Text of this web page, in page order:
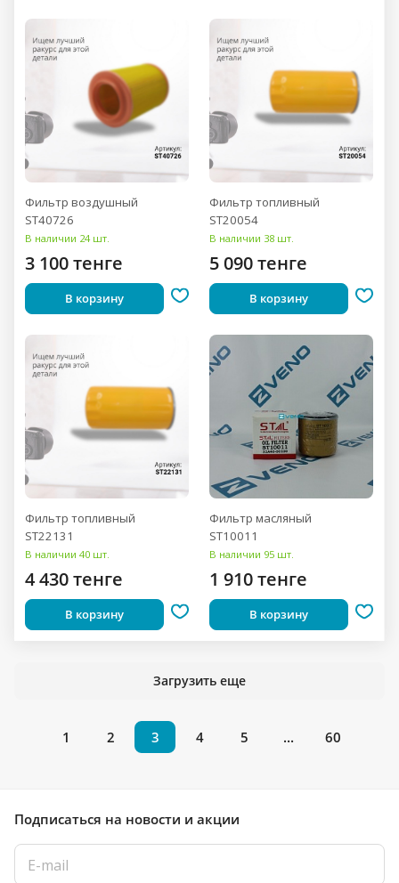
Фильтр воздушный
ST40726
В наличии 24 шт.
3 100 тенге
В корзину
Фильтр топливный
ST20054
В наличии 38 шт.
5 090 тенге
В корзину
Фильтр топливный
ST22131
В наличии 40 шт.
4 430 тенге
В корзину
Фильтр масляный
ST10011
В наличии 95 шт.
1 910 тенге
В корзину
Загрузить еще
1 2 3 4 5 ... 60
Подписаться на новости и акции